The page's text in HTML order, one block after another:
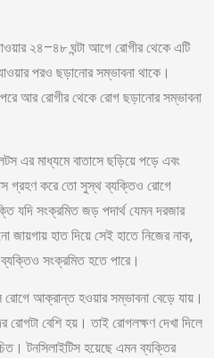
২৪–৪৮ ঘন্টা আগে রোগীর থেকে এটি
পরও ছড়ানোর সম্ভাবনা থাকে।
পরে আর রোগীর থেকে রোগ ছড়ানোর সম্ভাবনা
এর মাধ্যমে বাতাসে ছড়িয়ে পড়ে এবং
গ্রহণ করে তো সুস্থ ব্যক্তিও রোগে
সংক্রমিত জড় পদার্থ যেমন দরজার
জায়গায় হাত দিয়ে সেই হাতে নিজের নাক,
সংক্রমিত হতে পারে।
আক্রান্ত হওয়ার সম্ভাবনা বেড়ে যায়।
রোগটা বেশি হয়। তাই রোগলক্ষণ দেখা দিলে
টনসিলাইটিস হয়েছে এমন ব্যক্তির